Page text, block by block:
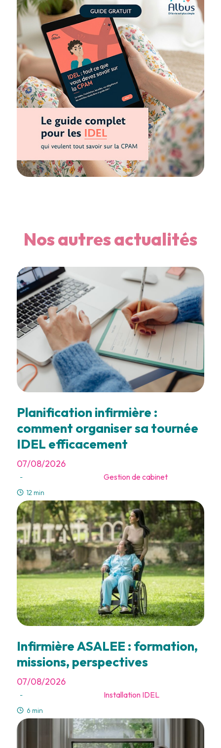
Nos autres actualités
Planification infirmière :
comment organiser sa tournée
IDEL efficacement
07/08/2026
- Gestion de cabinet
12 min
Infirmière ASALEE : formation,
missions, perspectives
07/08/2026
- Installation IDEL
6 min